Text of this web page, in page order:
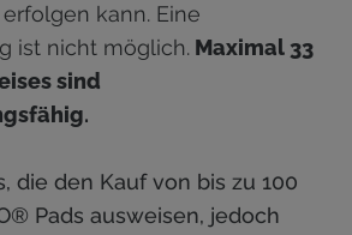
kann. Eine
ist nicht möglich. Maximal 33
sind
.
die den Kauf von bis zu 100
Pads ausweisen, jedoch